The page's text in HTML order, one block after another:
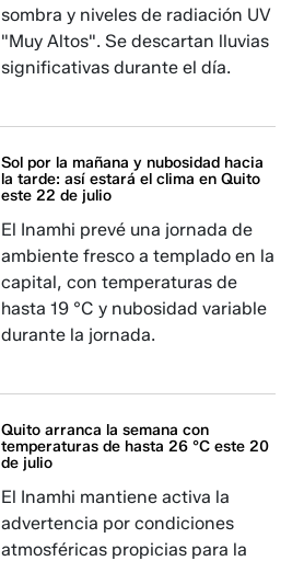
sombra y niveles de radiación UV
"Muy Altos". Se descartan lluvias
significativas durante el día.
Sol por la mañana y nubosidad hacia
la tarde: así estará el clima en Quito
este 22 de julio
El Inamhi prevé una jornada de
ambiente fresco a templado en la
capital, con temperaturas de
hasta 19 °C y nubosidad variable
durante la jornada.
Quito arranca la semana con
temperaturas de hasta 26 °C este 20
de julio
El Inamhi mantiene activa la
advertencia por condiciones
atmosféricas propicias para la